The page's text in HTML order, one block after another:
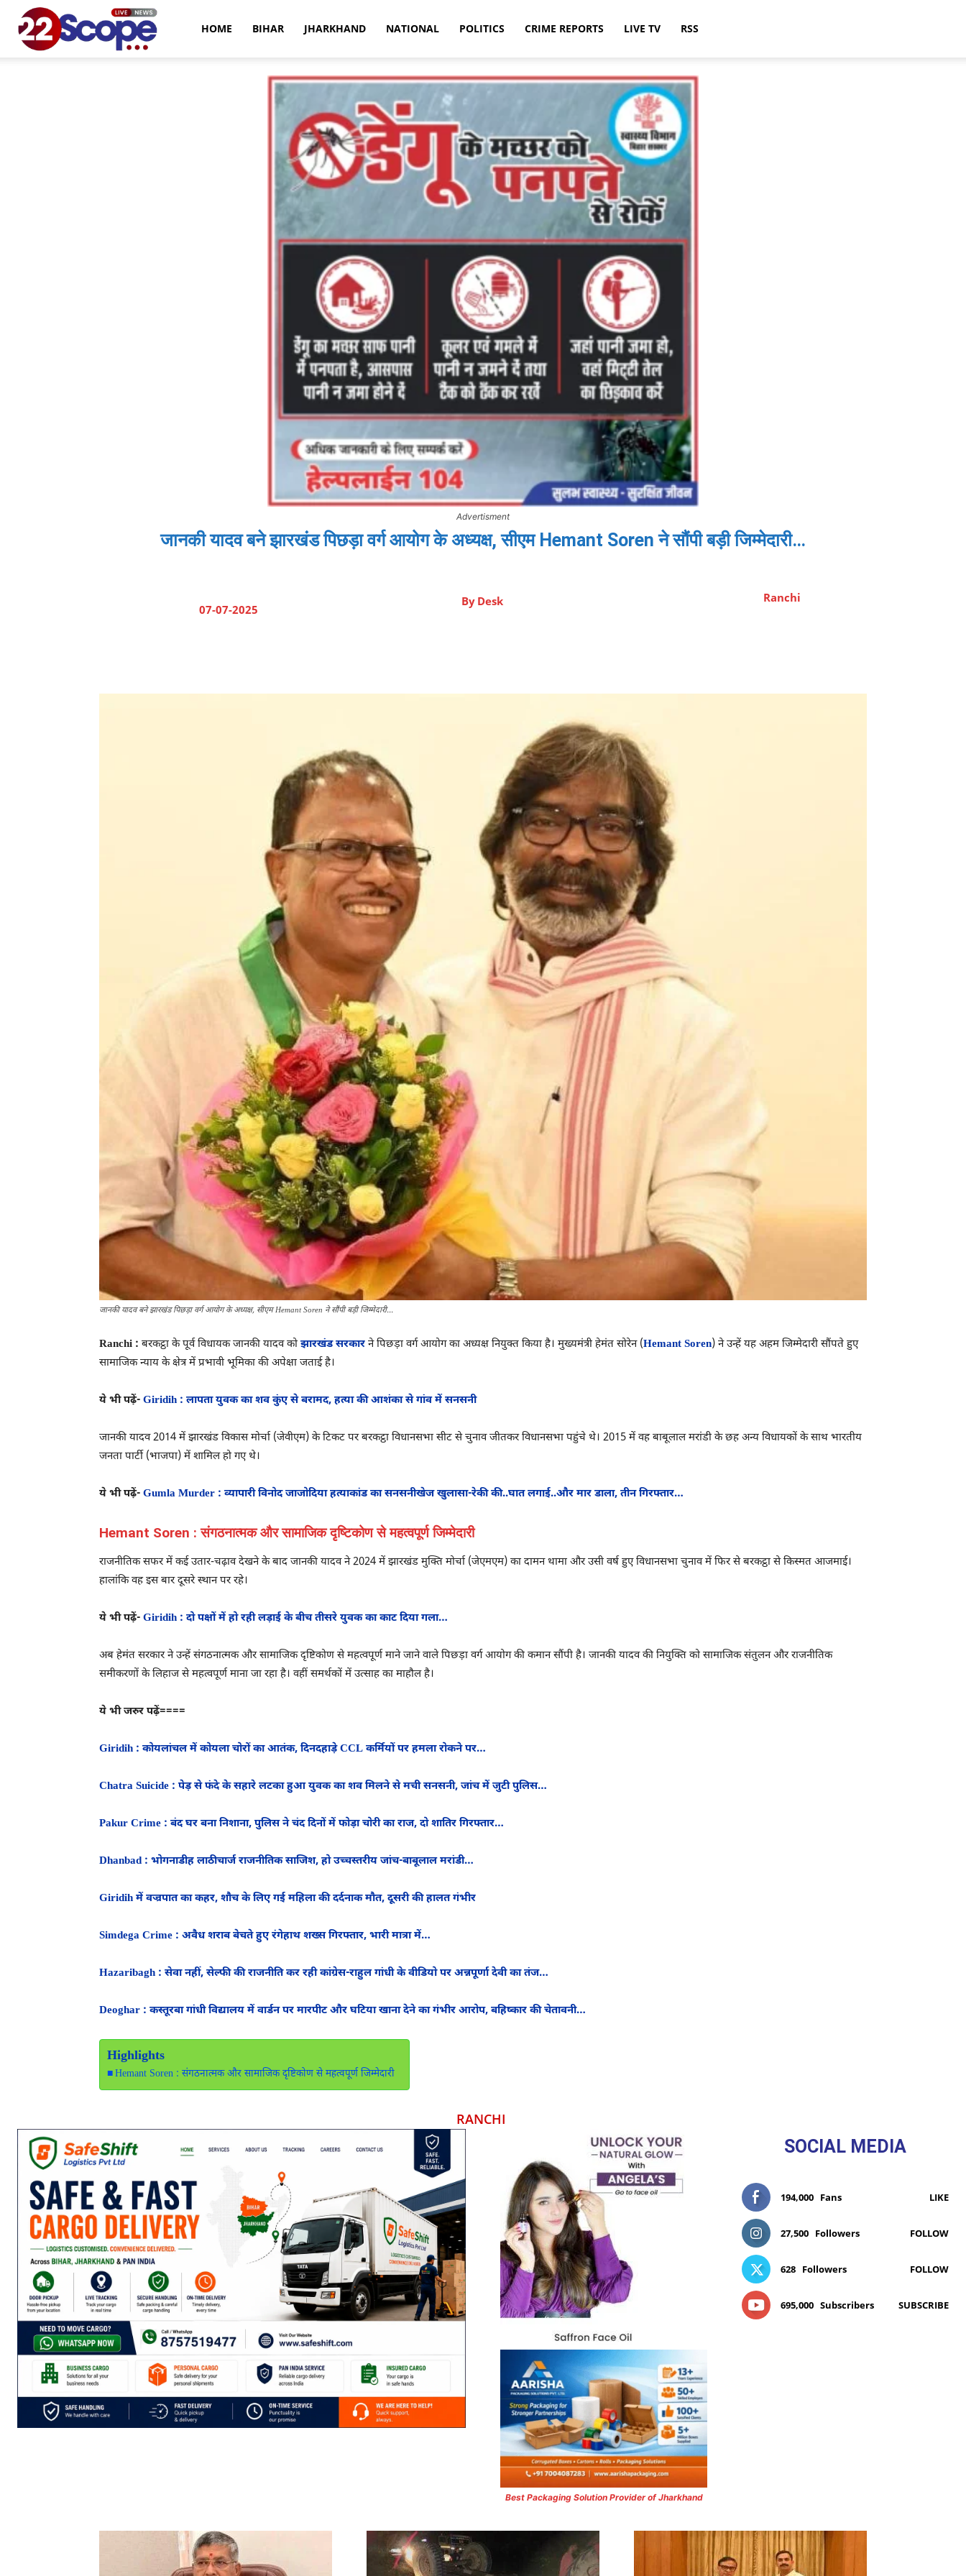
HOME BIHAR JHARKHAND NATIONAL POLITICS CRIME REPORTS LIVE TV RSS
Advertisment
जानकी यादव बने झारखंड पिछड़ा वर्ग आयोग के अध्यक्ष, सीएम Hemant Soren ने सौंपी बड़ी जिम्मेदारी…
07-07-2025
By Desk Ranchi
जानकी यादव बने झारखंड पिछड़ा वर्ग आयोग के अध्यक्ष, सीएम Hemant Soren ने सौंपी बड़ी जिम्मेदारी...
Ranchi : बरकट्ठा के पूर्व विधायक जानकी यादव को झारखंड सरकार ने पिछड़ा वर्ग आयोग का अध्यक्ष नियुक्त किया है। मुख्यमंत्री हेमंत सोरेन (Hemant Soren) ने उन्हें यह अहम जिम्मेदारी सौंपते हुए
सामाजिक न्याय के क्षेत्र में प्रभावी भूमिका की अपेक्षा जताई है।
ये भी पढ़ें- Giridih : लापता युवक का शव कुंए से बरामद, हत्या की आशंका से गांव में सनसनी
जानकी यादव 2014 में झारखंड विकास मोर्चा (जेवीएम) के टिकट पर बरकट्ठा विधानसभा सीट से चुनाव जीतकर विधानसभा पहुंचे थे। 2015 में वह बाबूलाल मरांडी के छह अन्य विधायकों के साथ भारतीय
जनता पार्टी (भाजपा) में शामिल हो गए थे।
ये भी पढ़ें- Gumla Murder : व्यापारी विनोद जाजोदिया हत्याकांड का सनसनीखेज खुलासा-रेकी की..घात लगाई..और मार डाला, तीन गिरफ्तार…
Hemant Soren : संगठनात्मक और सामाजिक दृष्टिकोण से महत्वपूर्ण जिम्मेदारी
राजनीतिक सफर में कई उतार-चढ़ाव देखने के बाद जानकी यादव ने 2024 में झारखंड मुक्ति मोर्चा (जेएमएम) का दामन थामा और उसी वर्ष हुए विधानसभा चुनाव में फिर से बरकट्ठा से किस्मत आजमाई।
हालांकि वह इस बार दूसरे स्थान पर रहे।
ये भी पढ़ें- Giridih : दो पक्षों में हो रही लड़ाई के बीच तीसरे युवक का काट दिया गला…
अब हेमंत सरकार ने उन्हें संगठनात्मक और सामाजिक दृष्टिकोण से महत्वपूर्ण माने जाने वाले पिछड़ा वर्ग आयोग की कमान सौंपी है। जानकी यादव की नियुक्ति को सामाजिक संतुलन और राजनीतिक
समीकरणों के लिहाज से महत्वपूर्ण माना जा रहा है। वहीं समर्थकों में उत्साह का माहौल है।
ये भी जरुर पढ़ें====
Giridih : कोयलांचल में कोयला चोरों का आतंक, दिनदहाड़े CCL कर्मियों पर हमला रोकने पर…
Chatra Suicide : पेड़ से फंदे के सहारे लटका हुआ युवक का शव मिलने से मची सनसनी, जांच में जुटी पुलिस…
Pakur Crime : बंद घर बना निशाना, पुलिस ने चंद दिनों में फोड़ा चोरी का राज, दो शातिर गिरफ्तार…
Dhanbad : भोगनाडीह लाठीचार्ज राजनीतिक साजिश, हो उच्चस्तरीय जांच-बाबूलाल मरांडी…
Giridih में वज्रपात का कहर, शौच के लिए गई महिला की दर्दनाक मौत, दूसरी की हालत गंभीर
Simdega Crime : अवैध शराब बेचते हुए रंगेहाथ शख्स गिरफ्तार, भारी मात्रा में…
Hazaribagh : सेवा नहीं, सेल्फी की राजनीति कर रही कांग्रेस-राहुल गांधी के वीडियो पर अन्नपूर्णा देवी का तंज…
Deoghar : कस्तूरबा गांधी विद्यालय में वार्डन पर मारपीट और घटिया खाना देने का गंभीर आरोप, बहिष्कार की चेतावनी…
Highlights
Hemant Soren : संगठनात्मक और सामाजिक दृष्टिकोण से महत्वपूर्ण जिम्मेदारी
RANCHI
Best Packaging Solution Provider of Jharkhand
SOCIAL MEDIA
194,000 Fans LIKE
27,500 Followers FOLLOW
628 Followers FOLLOW
695,000 Subscribers SUBSCRIBE